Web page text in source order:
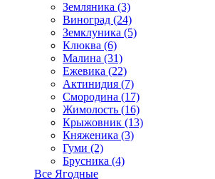
Земляника (3)
Виноград (24)
Земклуника (5)
Клюква (6)
Малина (31)
Ежевика (22)
Актинидия (7)
Смородина (17)
Жимолость (16)
Крыжовник (13)
Княженика (3)
Гуми (2)
Брусника (4)
Все Ягодные